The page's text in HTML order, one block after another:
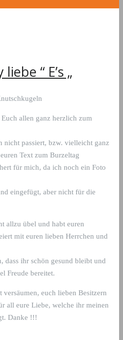
“ E’s „
allen ganz herzlich zum
nicht passiert, bzw. vielleicht ganz
Text zum Burzeltag
für mich, da ich noch ein Foto
eingefügt, aber nicht für die
allzu übel und habt euren
mit euren lieben Herrchen und
dass ihr schön gesund bleibt und
Freude bereitet.
euch lieben Besitzern
all eure Liebe, welche ihr meinen
Danke !!!